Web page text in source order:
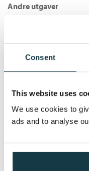
Consent
This website uses
We use cookies to
ads and to analyse
Innbinding:
Kopibeskyttelse:
ISBN/EAN:
Andre utgaver
Bokmål